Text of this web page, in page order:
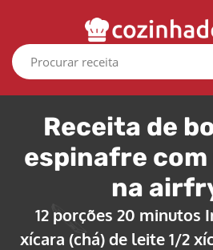
Receita de
espinafre
na
12 porções 20 minutos
xícara (chá) de leite 1/2